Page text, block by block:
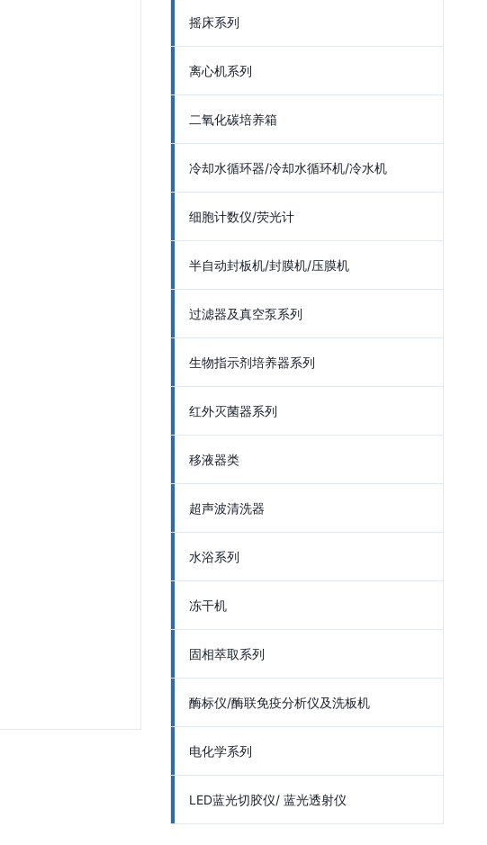
摇床系列
离心机系列
二氧化碳培养箱
冷却水循环器/冷却水循环机/冷水机
细胞计数仪/荧光计
半自动封板机/封膜机/压膜机
过滤器及真空泵系列
生物指示剂培养器系列
红外灭菌器系列
移液器类
超声波清洗器
水浴系列
冻干机
固相萃取系列
酶标仪/酶联免疫分析仪及洗板机
电化学系列
LED蓝光切胶仪/ 蓝光透射仪